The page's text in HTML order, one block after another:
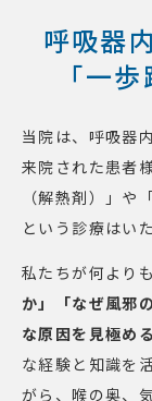
呼吸器
「一
当院は、呼吸器
来院された患者
（解熱剤）」や
という診療はい
私たちが何より
か」「なぜ風邪
な原因を見極め
な経験と知識を
がら、喉の奥、